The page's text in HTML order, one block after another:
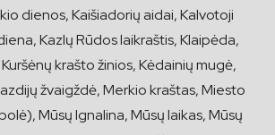
dienos, Kaišiadorių aidai, Kalvotoji
Kazlų Rūdos laikraštis, Klaipėda,
krašto žinios, Kėdainių mugė,
žvaigždė, Merkio kraštas, Miesto
Mūsų Ignalina, Mūsų laikas, Mūsų